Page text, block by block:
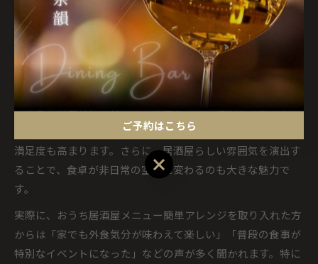
なります。揚げ出し豆腐も市販の豆腐を使い、簡単に作れる
だしで仕上げれば、おしゃれなおつまみに早変わりします。
定番居酒屋メニューが家庭の主役になる理由
家庭で居酒屋メニューが主役になる理由は、「手軽さ」と
「映え」の両立にあります。定番メニューは親しみやすく、
味付けや盛り付けで個性を出しやすいため、家族やゲストの
満足度も高まります。さらに、居酒屋らしい雰囲気を演出す
ることで、食卓が非日常の空間に変わるのも大きな魅力で
す。
実際に、おうち居酒屋メニュー簡単アレンジを取り入れた方
からは「家でも外食気分が味わえて楽しい」「普段の食事が
特別なイベントになった」などの声が多く聞かれます。特に
ご予約はこちら
ご予約はこちら